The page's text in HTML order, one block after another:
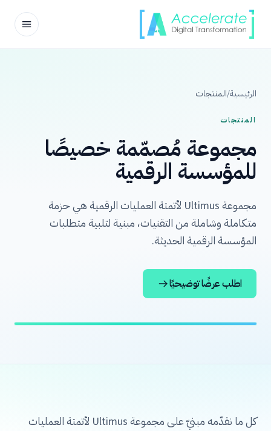
تخطّ إلى المحتوى
الرئيسية/المنتجات
المنتجات
مجموعة مُصمّمة خصيصًا
للمؤسسة الرقمية
مجموعة Ultimus لأتمتة العمليات الرقمية هي حزمة
متكاملة وشاملة من التقنيات، مبنية لتلبية متطلبات
المؤسسة الرقمية الحديثة.
اطلب عرضًا توضيحيًا
كل ما نقدّمه مبنيّ على مجموعة Ultimus لأتمتة العمليات